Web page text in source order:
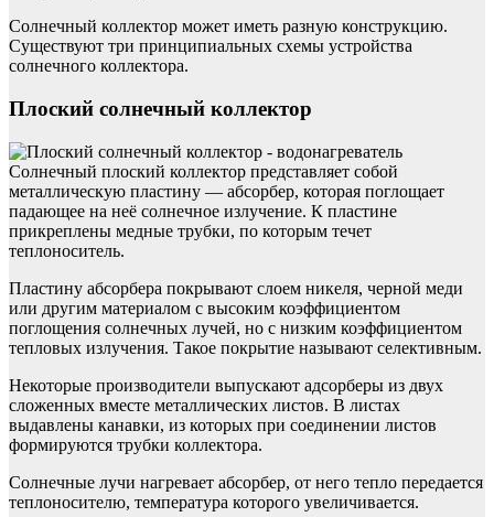
Солнечный коллектор может иметь разную конструкцию.
Существуют три принципиальных схемы устройства
солнечного коллектора.
Плоский солнечный коллектор
Солнечный плоский коллектор представляет собой
металлическую пластину — абсорбер, которая поглощает
падающее на неё солнечное излучение. К пластине
прикреплены медные трубки, по которым течет
теплоноситель.
Пластину абсорбера покрывают слоем никеля, черной меди
или другим материалом с высоким коэффициентом
поглощения солнечных лучей, но с низким коэффициентом
тепловых излучения. Такое покрытие называют селективным.
Некоторые производители выпускают адсорберы из двух
сложенных вместе металлических листов. В листах
выдавлены канавки, из которых при соединении листов
формируются трубки коллектора.
Солнечные лучи нагревает абсорбер, от него тепло передается
теплоносителю, температура которого увеличивается.